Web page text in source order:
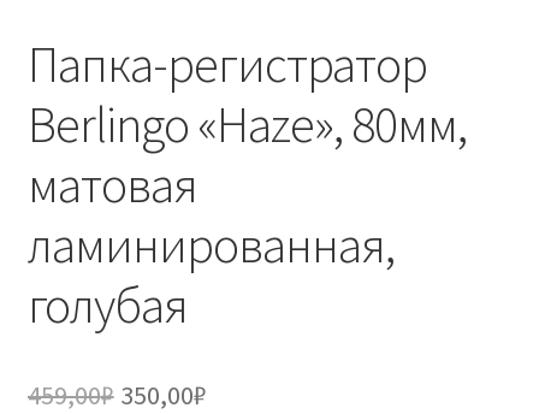
Папка-регистратор
Berlingo «Haze», 80мм,
матовая
ламинированная,
голубая
459,00₽ Первоначальная
350,00₽Текущая